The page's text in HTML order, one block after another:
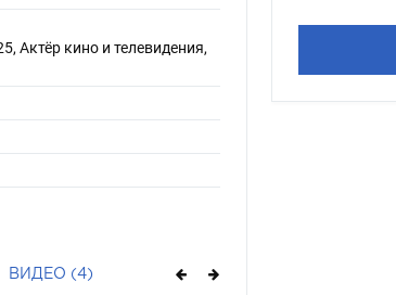
Актёр кино и телевидения,
ВИДЕО (4)